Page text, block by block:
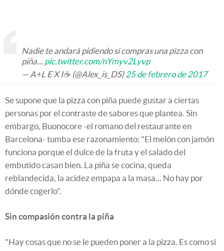
Nadie te andará pidiendo si compras una pizza con
piña... pic.twitter.com/nYmyv2Lyvp
— A+L E X I☕ (@Alex_is_DS) 25 de febrero de 2017
Se supone que la pizza con piña puede gustar a ciertas
personas por el contraste de sabores que plantea. Sin
embargo, Buonocore -el romano del restaurante en
Barcelona- tumba ese razonamiento: "El melón con jamón
funciona porque el dulce de la fruta y el salado del
embutido casan bien. La piña se cocina, queda
reblandecida, la acidez empapa a la masa... No hay por
dónde cogerlo".
Sin compasión contra la piña
"Hay cosas que no se le pueden poner a la pizza. Es como si